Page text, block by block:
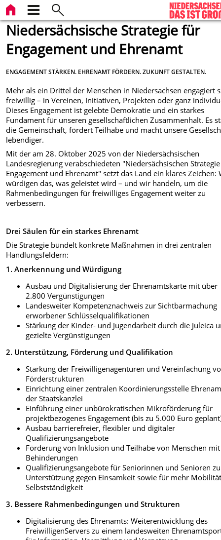
Niedersächsische Strategie für
Engagement und Ehrenamt
ENGAGEMENT STÄRKEN. EHRENAMT FÖRDERN. ZUKUNFT GESTALTEN.
Mehr als ein Drittel der Menschen in Niedersachsen engagiert
freiwillig – in Vereinen, Initiativen, Projekten oder ganz
Dieses Engagement ist gelebte Demokratie und ein starkes
Fundament für unseren gesellschaftlichen Zusammenhalt. Es
die Gemeinschaft, fördert Teilhabe und macht unsere
lebendiger.
Mit der am 28. Oktober 2025 von der Niedersächsischen
Landesregierung verabschiedeten "Niedersächsischen
Engagement und Ehrenamt" setzt das Land ein klares Zeichen:
würdigen das, was geleistet wird – und wir handeln, um die
Rahmenbedingungen für freiwilliges Engagement weiter zu
verbessern.
Drei Säulen für ein starkes Ehrenamt
Die Strategie bündelt konkrete Maßnahmen in drei zentralen
Handlungsfeldern:
1. Anerkennung und Würdigung
Ausbau und Digitalisierung der Ehrenamtskarte mit über
2.800 Vergünstigungen
Landesweiter Kompetenznachweis zur Sichtbarmachung
erworbener Schlüsselqualifikationen
Stärkung der Kinder- und Jugendarbeit durch die Juleica
gezielte Vergünstigungen
2. Unterstützung, Förderung und Qualifikation
Stärkung der Freiwilligenagenturen und Vereinfachung
Förderstrukturen
Einrichtung einer zentralen Koordinierungsstelle
der Staatskanzlei
Einführung einer unbürokratischen Mikroförderung für
projektbezogenes Engagement (bis zu 5.000 Euro
Ausbau barrierefreier, flexibler und digitaler
Qualifizierungsangebote
Förderung von Inklusion und Teilhabe von Menschen mit
Behinderungen
Qualifizierungsangebote für Seniorinnen und Senioren
Unterstützung gegen Einsamkeit sowie für mehr
Selbstständigkeit
3. Bessere Rahmenbedingungen und Strukturen
Digitalisierung des Ehrenamts: Weiterentwicklung des
FreiwilligenServers zu einem landesweiten